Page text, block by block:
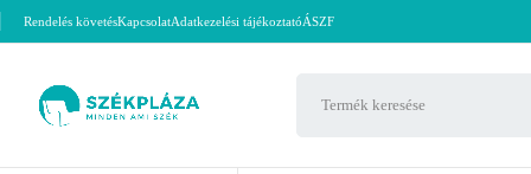
Rendelés követésKapcsolatAdatkezelési tájékoztatóÁSZF